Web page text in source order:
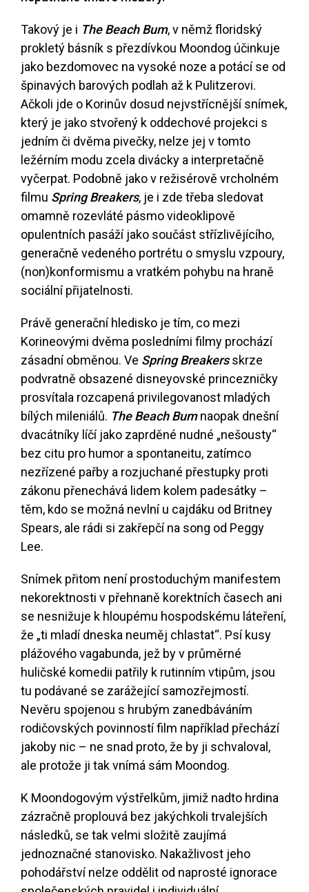
Takový je i The Beach Bum, v němž floridský
prokletý básník s přezdívkou Moondog účinkuje
jako bezdomovec na vysoké noze a potácí se od
špinavých barových podlah až k Pulitzerovi.
Ačkoli jde o Korinův dosud nejvstřícnější snímek,
který je jako stvořený k oddechové projekci s
jedním či dvěma pivečky, nelze jej v tomto
ležérním modu zcela divácky a interpretačně
vyčerpat. Podobně jako v režisérově vrcholném
filmu Spring Breakers, je i zde třeba sledovat
omamně rozevláté pásmo videoklipově
opulentních pasáží jako součást střízlivějícího,
generačně vedeného portrétu o smyslu vzpoury,
(non)konformismu a vratkém pohybu na hraně
sociální přijatelnosti.
Právě generační hledisko je tím, co mezi
Korineovými dvěma posledními filmy prochází
zásadní obměnou. Ve Spring Breakersskrze
podvratně obsazené disneyovské princezničky
prosvítala rozcapená privilegovanost mladých
bílých mileniálů. The Beach Bumnaopak dnešní
dvacátníky líčí jako zaprděné nudné „nešousty“
bez citu pro humor a spontaneitu, zatímco
nezřízené pařby a rozjuchané přestupky proti
zákonu přenechává lidem kolem padesátky –
těm, kdo se možná nevlní u cajdáku od Britney
Spears, ale rádi si zakřepčí na song od Peggy
Lee.
Snímek přitom není prostoduchým manifestem
nekorektnosti v přehnaně korektních časech ani
se nesnižuje k hloupému hospodskému láteření,
že „ti mladí dneska neuměj chlastat“. Psí kusy
plážového vagabunda, jež by v průměrné
huličské komedii patřily k rutinním vtipům, jsou
tu podávané se zarážející samozřejmostí.
Nevěru spojenou s hrubým zanedbáváním
rodičovských povinností film například přechází
jakoby nic – ne snad proto, že by ji schvaloval,
ale protože ji tak vnímá sám Moondog.
K Moondogovým výstřelkům, jimiž nadto hrdina
zázračně proplouvá bez jakýchkoli trvalejších
následků, se tak velmi složitě zaujímá
jednoznačné stanovisko. Nakažlivost jeho
pohodářství nelze oddělit od naprosté ignorace